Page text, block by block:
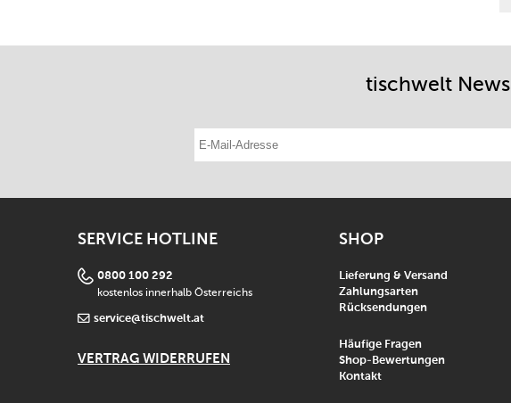
tischwelt
E-Mail-Adresse eintragen
SERVICE HOTLINE
0800 100 292
kostenlos innerhalb Österreichs
service@tischwelt.at
VERTRAG WIDERRUFEN
SHOP
Lieferung & Versand
Zahlungsarten
Rücksendungen
Häufige Fragen
Shop-Bewertungen
Kontakt